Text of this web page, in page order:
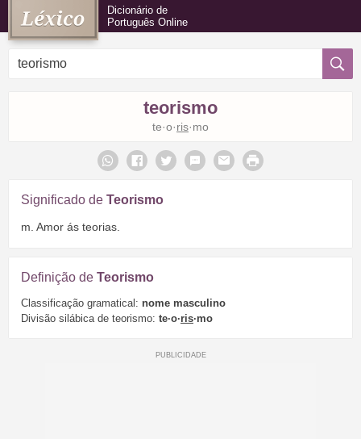
Dicionário de
Português Online
teorismo
te·o·ris·mo
Significado de Teorismo
m. Amor ás teorias.
Definição de Teorismo
Classificação gramatical: nome masculino
Divisão silábica de teorismo: te·o·ris·mo